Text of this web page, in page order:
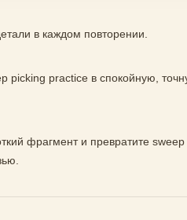
в каждом повторении.
picking practice в спокойную,
фрагмент и превратите